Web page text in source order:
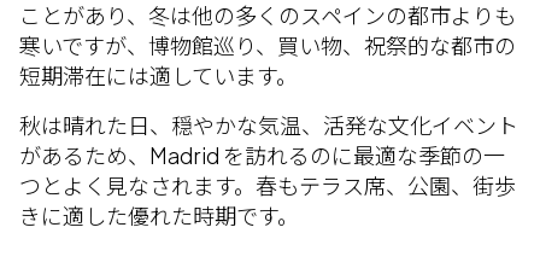
ことがあり、冬は他の多くのスペインの都市よりも
寒いですが、博物館巡り、買い物、祝祭的な都市の
短期滞在には適しています。
秋は晴れた日、穏やかな気温、活発な文化イベント
があるため、Madrid を訪れるのに最適な季節の一
つとよく見なされます。春もテラス席、公園、街歩
きに適した優れた時期です。